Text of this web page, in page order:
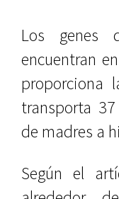
Los genes
encuentran
proporciona
transporta
de madres a
Según el